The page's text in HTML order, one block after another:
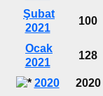
Şubat
2021
100
Ocak
2021
128
2020 2020